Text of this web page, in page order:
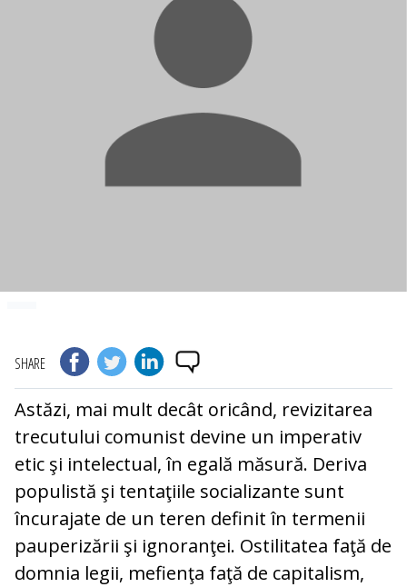
SHARE
Astăzi, mai mult decât oricând, revizitarea
trecutului comunist devine un imperativ
etic şi intelectual, în egală măsură. Deriva
populistă şi tentaţiile socializante sunt
încurajate de un teren definit în termenii
pauperizării şi ignoranţei. Ostilitatea faţă de
domnia legii, mefienţa faţă de capitalism,